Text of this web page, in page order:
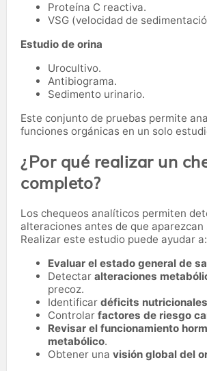
Proteína C reactiva.
VSG (velocidad de
Estudio de orina
Urocultivo.
Antibiograma.
Sedimento urinario.
Este conjunto de pruebas permite
funciones orgánicas en un solo
¿Por qué realizar un
completo?
Los chequeos analíticos permiten
alteraciones antes de que aparezcan
Realizar este estudio puede ayudar a:
Evaluar el estado general de
Detectar alteraciones
precoz.
Identificar déficits nutricionales
Controlar factores de riesgo
Revisar el funcionamiento
metabólico.
Obtener una visión global del